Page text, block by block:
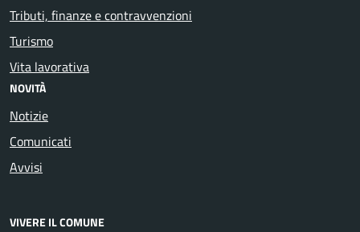
Tributi, finanze e contravvenzioni
Turismo
Vita lavorativa
NOVITÀ
Notizie
Comunicati
Avvisi
VIVERE IL COMUNE